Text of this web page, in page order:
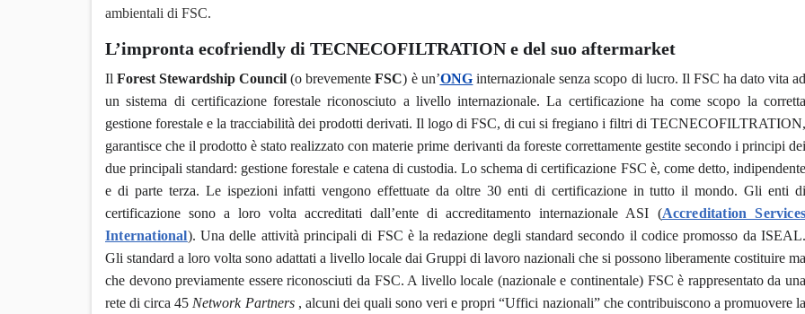
ambientali di FSC.
L’impronta ecofriendly di TECNECOFILTRATION e del suo aftermarket
IlForest Stewardship Council (o brevementeFSC) è un’ONG internazionale senza scopo di lucro. Il FSC ha dato vita ad
un sistema di certificazione forestale riconosciuto a livello internazionale. La certificazione ha come scopo la corretta
gestione forestale e la tracciabilità dei prodotti derivati. Il logo di FSC, di cui si fregiano i filtri di TECNECOFILTRATION,
garantisce che il prodotto è stato realizzato con materie prime derivanti da foreste correttamente gestite secondo i principi dei
due principali standard: gestione forestale e catena di custodia. Lo schema di certificazione FSC è, come detto, indipendente
e di parte terza. Le ispezioni infatti vengono effettuate da oltre 30 enti di certificazione in tutto il mondo. Gli enti di
certificazione sono a loro volta accreditati dall’ente di accreditamento internazionale ASI (Accreditation Services
International). Una delle attività principali di FSC è la redazione degli standard secondo il codice promosso da ISEAL.
Gli standard a loro volta sono adattati a livello locale dai Gruppi di lavoro nazionali che si possono liberamente costituire ma
che devono previamente essere riconosciuti da FSC. A livello locale (nazionale e continentale) FSC è rappresentato da una
rete di circa 45 Network Partners, alcuni dei quali sono veri e propri “Uffici nazionali” che contribuiscono a promuovere la